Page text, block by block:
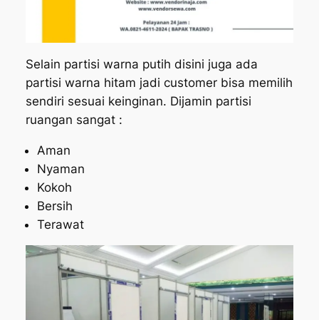
Selain partisi warna putih disini juga ada
partisi warna hitam jadi customer bisa memilih
sendiri sesuai keinginan. Dijamin partisi
ruangan sangat :
Aman
Nyaman
Kokoh
Bersih
Terawat